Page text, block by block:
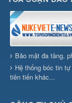
Bảo mật đa tầng,
Hệ thống bóc tin
tiên tiến khác...